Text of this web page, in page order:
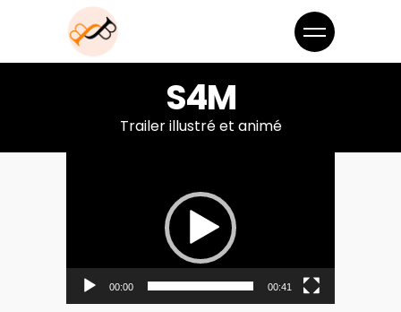
S4M
Trailer illustré et animé
00:00 00:41